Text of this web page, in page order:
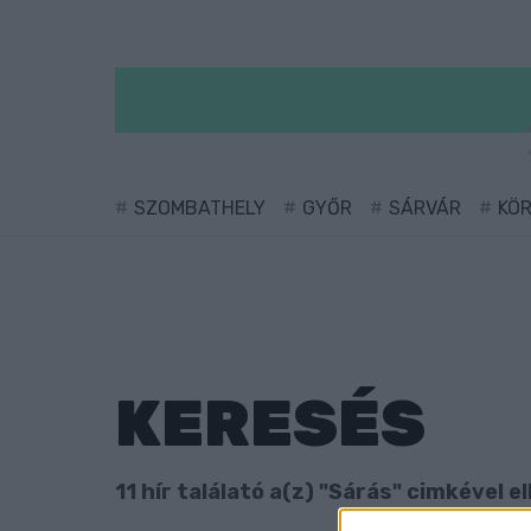
SZOMBATHELY GYŐR SÁRVÁR
KERESÉS
11 hír találató a(z) "Sárás" cimkével